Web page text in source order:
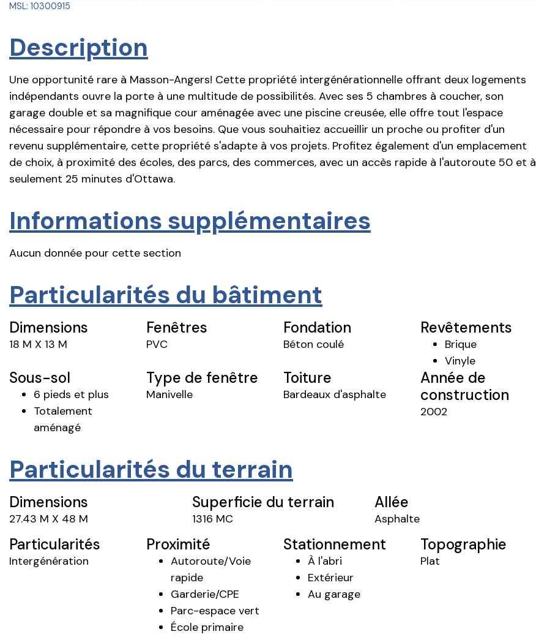
MSL: 10300915
Description
Une opportunité rare à Masson-Angers! Cette propriété intergénérationnelle offrant deux logements
indépendants ouvre la porte à une multitude de possibilités. Avec ses 5 chambres à coucher, son
garage double et sa magnifique cour aménagée avec une piscine creusée, elle offre tout l'espace
nécessaire pour répondre à vos besoins. Que vous souhaitiez accueillir un proche ou profiter d'un
revenu supplémentaire, cette propriété s'adapte à vos projets. Profitez également d'un emplacement
de choix, à proximité des écoles, des parcs, des commerces, avec un accès rapide à l'autoroute 50 et à
seulement 25 minutes d'Ottawa.
Informations supplémentaires
Aucun donnée pour cette section
Particularités du bâtiment
Dimensions
18 M X 13 M
Fenêtres
PVC
Fondation
Béton coulé
Revêtements
Brique
Vinyle
Sous-sol
6 pieds et plus
Totalement
aménagé
Type de fenêtre
Manivelle
Toiture
Bardeaux d'asphalte
Année de
construction
2002
Particularités du terrain
Dimensions
27.43 M X 48 M
Superficie du terrain
1316 MC
Allée
Asphalte
Particularités
Intergénération
Proximité
Autoroute/Voie
rapide
Garderie/CPE
Parc-espace vert
École primaire
Stationnement
À l'abri
Extérieur
Au garage
Topographie
Plat